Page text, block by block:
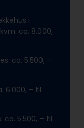
i
ca. 8.000,
ca. 5.500, –
6.000, – til
ca. 5.500, – til